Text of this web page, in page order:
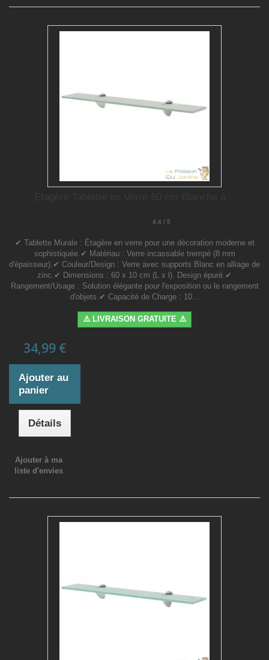
4.4 / 5
✔ Tablette Murale : Étagère en verre pour une décoration moderne et
sophistiquée.✔ Matériau : Verre incassable trempé (8 mm
d'épaisseur).✔ Couleur/Design : Verre avec supports Blanc en alliage de
zinc.✔ Dimensions : 60 x 10 cm (L x l). Design épuré.✔
Rangement/Usage : Solution élégante pour l'exposition ou le rangement
d'objets.✔ Capacité de Charge : 10...
⚠️ LIVRAISON GRATUITE ⚠️
34,99 €
Ajouter au
panier
Détails
Ajouter à ma
liste d'envies